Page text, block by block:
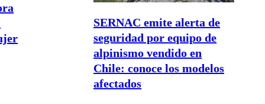
SERNAC emite alerta de
seguridad por equipo de
alpinismo vendido en
Chile: conoce los modelos
afectados